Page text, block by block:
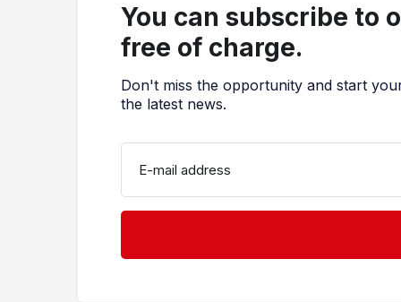
You can subscribe to
free of charge.
Don't miss the opportunity and start
the latest news.
E-mail address